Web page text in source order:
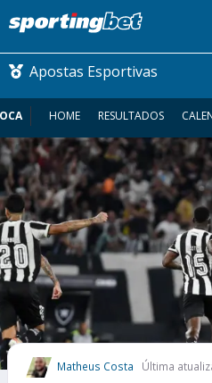
Apostas Esportivas
CONMEBOL
FUTEBOL NACIONAL
FUTEBOL
COMO APOSTAR
MAIS ESPORTES
HOME RESULTADOS
Matheus Costa Última